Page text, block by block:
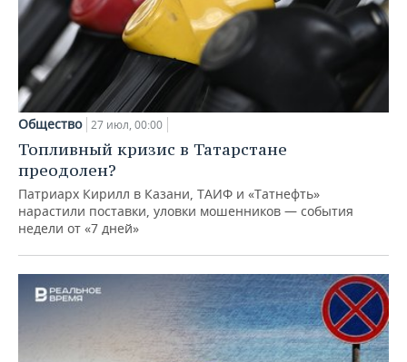
Общество 27 июл, 00:00
Топливный кризис в Татарстане
преодолен?
Патриарх Кирилл в Казани, ТАИФ и «Татнефть»
нарастили поставки, уловки мошенников — события
недели от «7 дней»